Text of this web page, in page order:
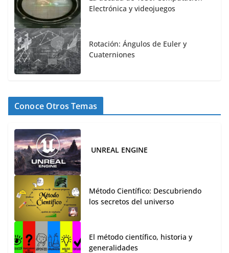
Electrónica y videojuegos
Rotación: Ángulos de Euler y
Cuaterniones
Conoce Otros Temas
UNREAL ENGINE
Método Científico: Descubriendo
los secretos del universo
El método científico, historia y
generalidades